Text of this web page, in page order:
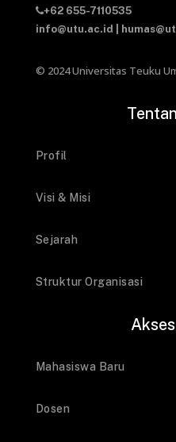
+62 655-7110535
info@utu.ac.id
© 2024 Universitas Teuku
Profil
Visi & Misi
Sejarah
Struktur Organisasi
Mahasiswa Baru
Dosen